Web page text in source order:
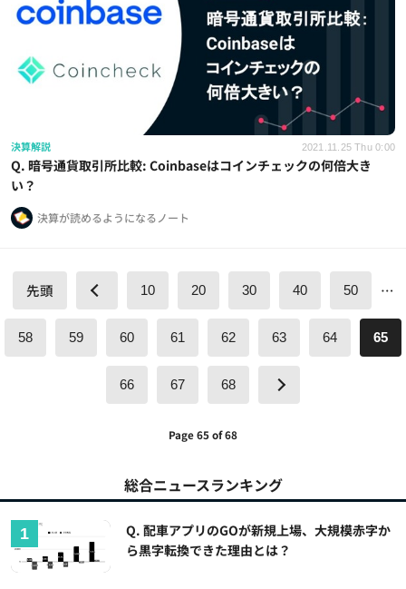
決算解説 2021.11.25 Thu 0:00
Q. 暗号通貨取引所比較: Coinbaseはコインチェックの何倍大き
い？
決算が読めるようになるノート
先頭 10 20 30 40 50 …
58 59 60 61 62 63 64 65
66 67 68
Page 65 of 68
総合ニュースランキング
Q. 配車アプリのGOが新規上場、大規模赤字か
ら黒字転換できた理由とは？